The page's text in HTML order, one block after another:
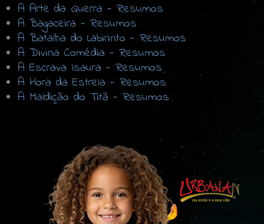
A Arte da Guerra - Resumos
A Bagaceira - Resumos
A Batalha do Labirinto - Resumos
A Divina Comédia - Resumos
A Escrava Isaura - Resumos
A Hora da Estrela - Resumos
A Maldição do Titã - Resumos